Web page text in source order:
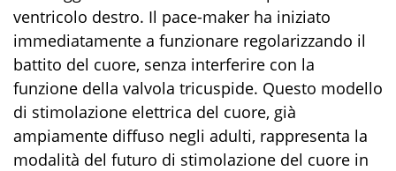
ventricolo destro. Il pace-maker ha iniziato
immediatamente a funzionare regolarizzando il
battito del cuore, senza interferire con la
funzione della valvola tricuspide. Questo modello
di stimolazione elettrica del cuore, già
ampiamente diffuso negli adulti, rappresenta la
modalità del futuro di stimolazione del cuore in